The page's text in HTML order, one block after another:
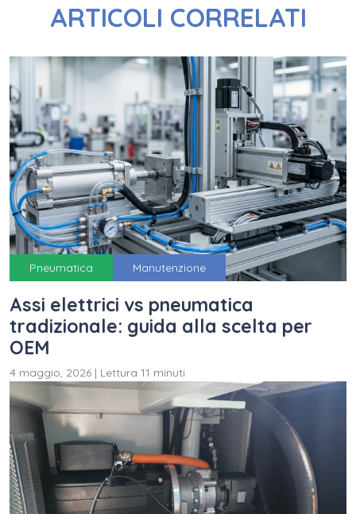
ARTICOLI CORRELATI
Pneumatica Manutenzione
Assi elettrici vs pneumatica
tradizionale: guida alla scelta per
OEM
4 maggio, 2026 | Lettura 11 minuti